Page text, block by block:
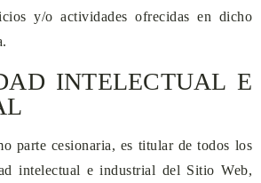
y/o actividades ofrecidas en dicho
INTELECTUAL E
parte cesionaria, es titular de todos los
intelectual e industrial del Sitio Web,